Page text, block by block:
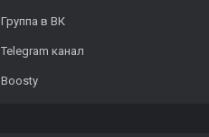
Группа в ВК
Telegram канал
Boosty